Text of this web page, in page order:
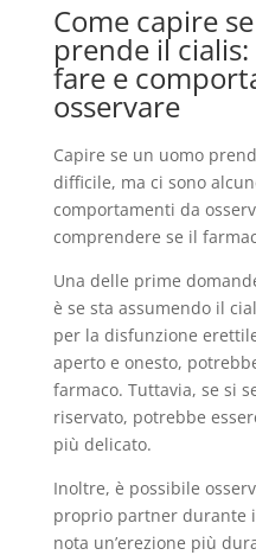
Come capire
prende il
fare e
osservare
Capire se un uomo
difficile, ma ci sono
comportamenti da
comprendere se il
Una delle prime
è se sta assumendo il
per la disfunzione
aperto e onesto,
farmaco. Tuttavia, se si
riservato, potrebbe
più delicato.
Inoltre, è possibile
proprio partner durante
nota un’erezione più